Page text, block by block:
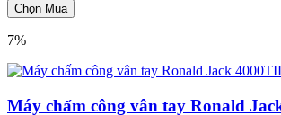
7%
Máy chấm công vân tay Ronald